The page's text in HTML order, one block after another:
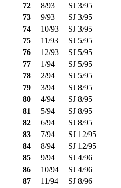
72
8/93 SJ 3/95
73
9/93 SJ 3/95
74
10/93 SJ 3/95
75
11/93 SJ 5/95
76
12/93 SJ 5/95
77
1/94 SJ 5/95
78
2/94 SJ 5/95
79
3/94 SJ 8/95
80
4/94 SJ 8/95
81
5/94 SJ 8/95
82
6/94 SJ 8/95
83
7/94 SJ 12/95
84
8/94 SJ 12/95
85
9/94 SJ 4/96
86
10/94 SJ 4/96
87
11/94 SJ 8/96